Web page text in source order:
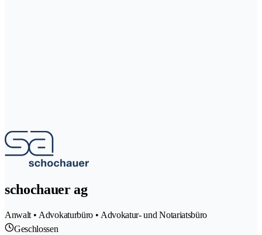
schochauer ag
Anwalt • Advokaturbüro • Advokatur- und Notariatsbüro
Geschlossen